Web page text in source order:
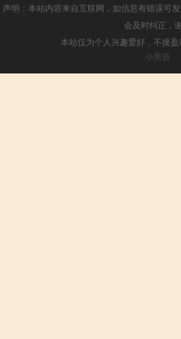
声明：本站内容来自互联网，如信息有错误可
会及时纠正，
本站仅为个人兴趣爱好，不接
小男孩